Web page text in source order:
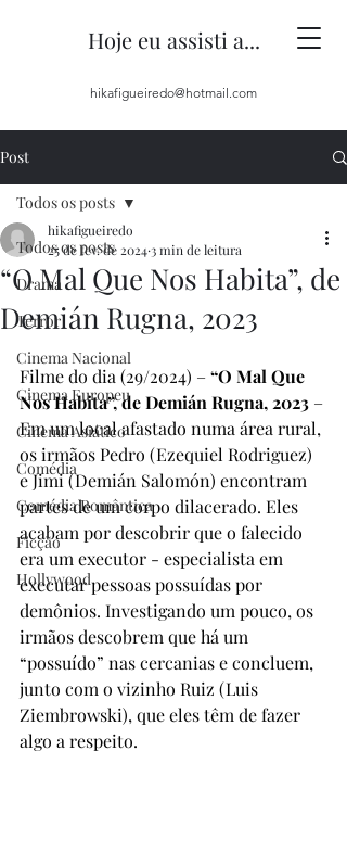
Hoje eu assisti a...
hikafigueiredo@hotmail.com
Post
Todos os posts
Drama
Terror
Cinema Nacional
Cinema Europeu
Cinema Asiático
Comédia
Comédia Romântica
Ficção
Hollywood
Todos os posts
“O Mal Que Nos Habita”, de
Demián Rugna, 2023
hikafigueiredo
25 de fev. de 20243 min de leitura
Filme do dia (29/2024) – “O Mal Que
Nos Habita”, de Demián Rugna, 2023 –
Em um local afastado numa área rural,
os irmãos Pedro (Ezequiel Rodriguez)
e Jimi (Demián Salomón) encontram
partes de um corpo dilacerado. Eles
acabam por descobrir que o falecido
era um executor - especialista em
executar pessoas possuídas por
demônios. Investigando um pouco, os
irmãos descobrem que há um
“possuído” nas cercanias e concluem,
junto com o vizinho Ruiz (Luis
Ziembrowski), que eles têm de fazer
algo a respeito.